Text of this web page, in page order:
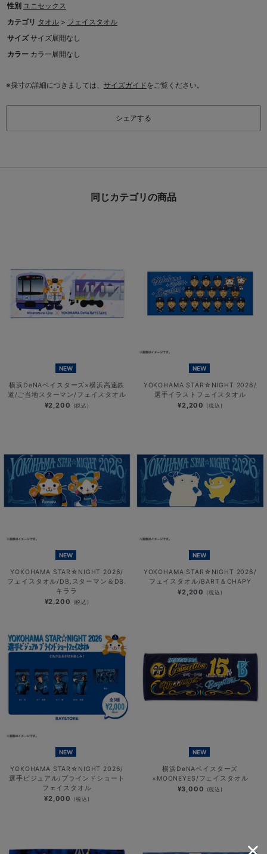
性別 ユニセックス
カテゴリ タオル > フェイスタオル
サイズ サイズ展開なし
カラー カラー展開なし
※採寸の詳細につきましては、 サイズガイドをご覧ください。
シェアする
同じカテゴリの商品
NEW
横浜DeNAベイスターズ×横浜高速鉄
道/ご当地スターマン/フェイスタオル
¥2,200 (税込)
NEW
YOKOHAMA STAR☆NIGHT 2026/
選手イラストフェイスタオル
¥2,200 (税込)
NEW
YOKOHAMA STAR☆NIGHT 2026/
フェイスタオル/DB.スターマン＆DB.
キララ
¥2,200 (税込)
NEW
YOKOHAMA STAR☆NIGHT 2026/
フェイスタオル/BART＆CHAPY
¥2,200 (税込)
NEW
YOKOHAMA STAR☆NIGHT 2026/
選手ビジュアル/ブラインドショート
フェイスタオル
¥2,000 (税込)
NEW
横浜DeNAベイスターズ
×MOONEYES/フェイスタオル
¥3,000 (税込)